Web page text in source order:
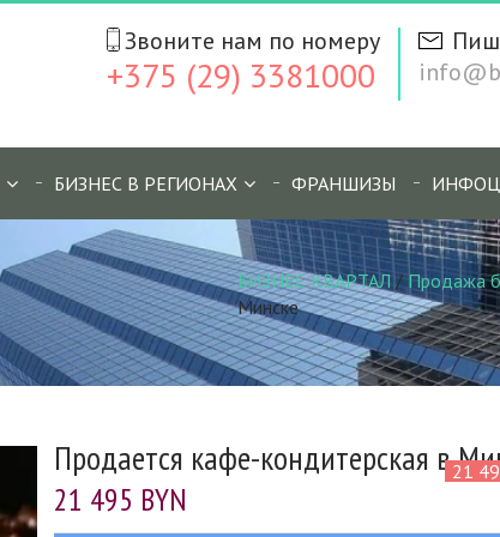
Звоните нам по номеру
+375 (29) 3381000
БИЗНЕС В РЕГИОНАХ ФРАНШИЗЫ
БИЗНЕС КВАРТАЛ / Продажа
Минске
21
Продается кафе-кондитерская в
21 495 BYN